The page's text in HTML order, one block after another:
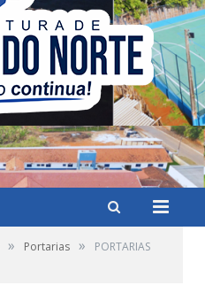
» Portarias »
PORTARIAS